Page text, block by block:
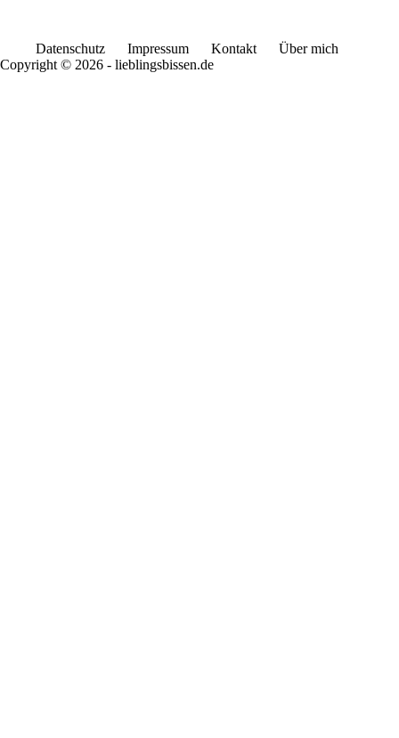
Datenschutz Impressum Kontakt
Über mich
Copyright © 2026 - lieblingsbissen.de